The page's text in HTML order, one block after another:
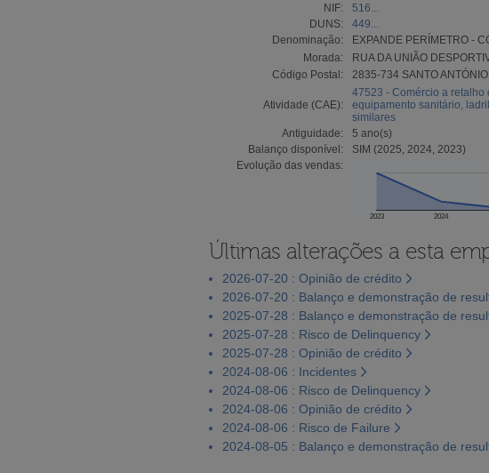
NIF:
516...
DUNS:
449...
Denominação:
EXPANDE PERÍMETRO -
Morada:
RUA DA UNIÃO
Código Postal:
2835-734 SANTO
Atividade (CAE):
47523 - Comércio a retalho
equipamento sanitário,
similares
Antiguidade:
5 ano(s)
Balanço disponível:
SIM (2025, 2024, 2023)
Evolução das vendas:
2023 2024
Últimas alterações a esta
2026-07-20 : Opinião de crédito
2026-07-20 : Balanço e demonstração de
2025-07-28 : Balanço e demonstração de
2025-07-28 : Risco de Delinquency
2025-07-28 : Opinião de crédito
2024-08-06 : Incidentes
2024-08-06 : Risco de Delinquency
2024-08-06 : Opinião de crédito
2024-08-06 : Risco de Failure
2024-08-05 : Balanço e demonstração de